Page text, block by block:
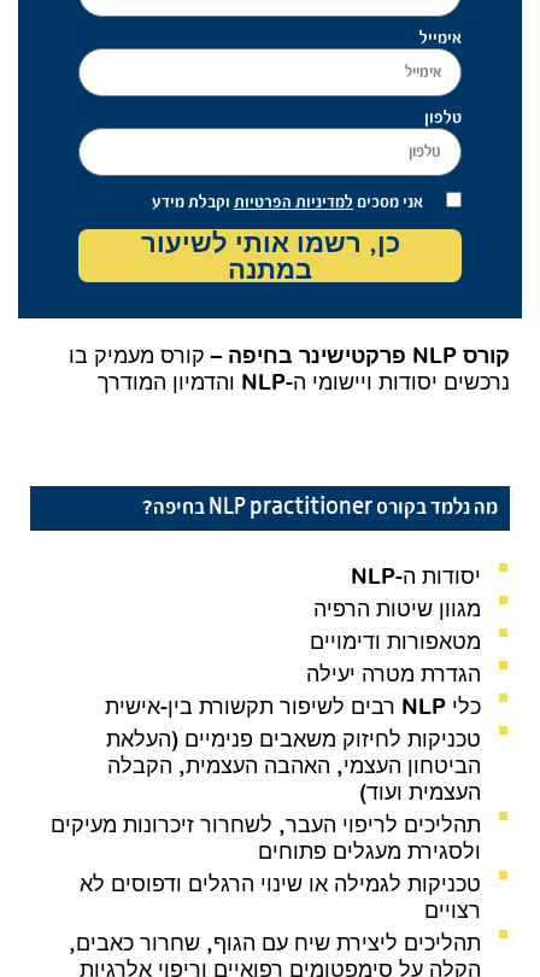
אימייל
טלפון
אני מסכים למדיניות הפרטיות וקבלת מידע
כן, רשמו אותי לשיעור
במתנה
קורס NLP פרקטישינר בחיפה
– קורס מעמיק בו
נרכשים יסודות ויישומי ה-NLP והדמיון המודרך
מה נלמד בקורס NLP practitioner בחיפה?
יסודות ה-NLP
מגוון שיטות הרפיה
מטאפורות ודימויים
הגדרת מטרה יעילה
כלי NLP רבים לשיפור תקשורת בין-אישית
טכניקות לחיזוק משאבים פנימיים (העלאת
הביטחון העצמי, האהבה העצמית, הקבלה
העצמית ועוד)
תהליכים לריפוי העבר, לשחרור זיכרונות מעיקים
ולסגירת מעגלים פתוחים
טכניקות לגמילה או שינוי הרגלים ודפוסים לא
רצויים
תהליכים ליצירת שיח עם הגוף, שחרור כאבים,
הקלה על סימפטומים רפואיים וריפוי אלרגיות